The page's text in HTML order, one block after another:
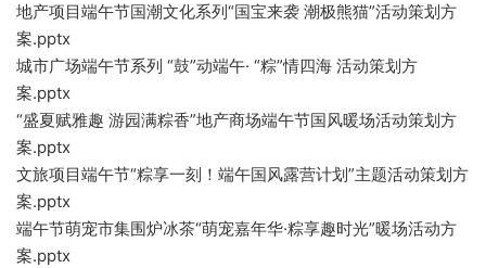
地产项目端午节国潮文化系列“国宝来袭 潮极熊猫”活动策划方
案.pptx
城市广场端午节系列 “鼓”动端午· “粽”情四海 活动策划方
案.pptx
“盛夏赋雅趣 游园满粽香”地产商场端午节国风暖场活动策划方
案.pptx
文旅项目端午节“粽享一刻！端午国风露营计划”主题活动策划方
案.pptx
端午节萌宠市集围炉冰茶“萌宠嘉年华·粽享趣时光”暖场活动方
案.pptx